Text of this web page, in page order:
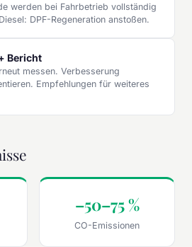
werden bei Fahrbetrieb vollständig
DPF-Regeneration anstoßen.
Bericht
messen. Verbesserung
Empfehlungen für weiteres
–50–75 %
CO-Emissionen